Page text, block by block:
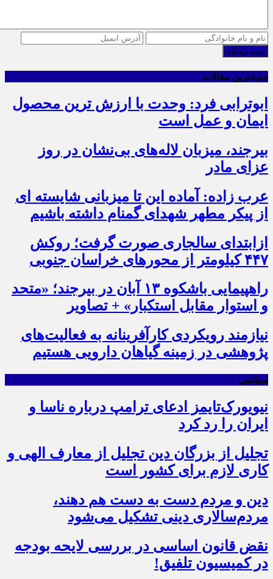
ثبت دیدگاه
جدیدترین مقالات
ابوترابی فرد: وحدت با ارزش ترین محصول
ایمان و عمل است
بیرجند، میزبان لاله‌های بی‌نشان در روز
عزای مادر
عرب زاده: آماده این تا میزبانی شایسته ای
از پیکر مطهر شهدای گمنام داشته باشیم
ازابتدای سالجاری صورت گرفت؛ روکش
۴۴۷ کیلومتر از محورهای خراسان جنوبی
راهپیمایی باشکوه ۱۳ آبان در بیرجند؛ «متحد
و استوار مقابل استکبار» + تصاویر
نیازمند رویکردی کارآفرینانه به فعالیت‌های
پژوهشی در زمینه گیاهان دارویی هستیم
سیاسی
نیویورک‌تایمز ادعای ترامپ درباره ناسا و
ایران را رد کرد
تجلیل از بزرگان دین تجلیل از معارف الهی و
کاری لازم برای کشور است
دین و مردم دست به‌ دست هم دهند،
مردم‌سالاری دینی تشکیل می‌شود
نقض قانون اساسی در بررسی لایحه بودجه
در کمیسیون تلفیق!